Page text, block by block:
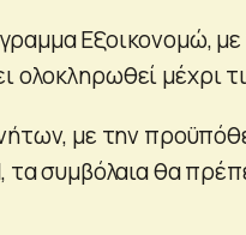
Εξοικονομώ,
ολοκληρωθεί μέχρι
με την
τα συμβόλαια θα